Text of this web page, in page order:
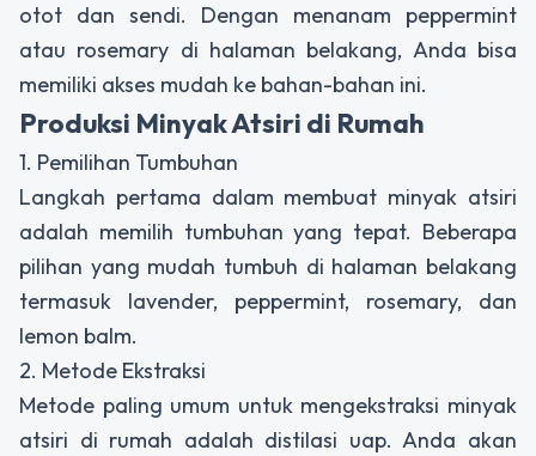
otot dan sendi. Dengan menanam peppermint
atau rosemary di halaman belakang, Anda bisa
memiliki akses mudah ke bahan-bahan ini.
Produksi Minyak Atsiri di Rumah
1. Pemilihan Tumbuhan
Langkah pertama dalam membuat minyak atsiri
adalah memilih tumbuhan yang tepat. Beberapa
pilihan yang mudah tumbuh di halaman belakang
termasuk lavender, peppermint, rosemary, dan
lemon balm.
2. Metode Ekstraksi
Metode paling umum untuk mengekstraksi minyak
atsiri di rumah adalah distilasi uap. Anda akan